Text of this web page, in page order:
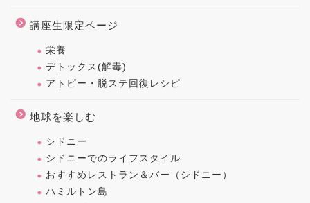
講座生限定ページ
栄養
デトックス(解毒)
アトピー・脱ステ回復レシピ
地球を楽しむ
シドニー
シドニーでのライフスタイル
おすすめレストラン＆バー（シドニー）
ハミルトン島